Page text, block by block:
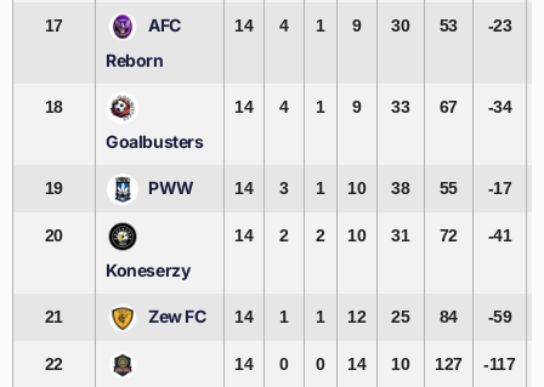
17
AFC
Reborn
14 4 1 9 30 53 -23
18
Goalbusters
14 4 1 9 33 67 -34
19 PWW 14 3 1 10 38 55 -17
20
Koneserzy
14 2 2 10 31 72 -41
21 Zew FC 14 1 1 12 25 84 -59
22 14 0 0 14 10 127 -117